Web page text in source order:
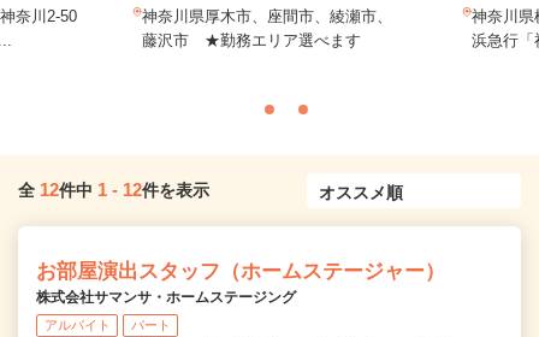
奈川2-50
神奈川県厚木市、座間市、綾瀬市、
藤沢市 ★勤務エリア選べます
神奈川県
浜急行「
全 12件中 1 - 12件を表示
お部屋演出スタッフ（ホームステージャー）
株式会社サマンサ・ホームステージング
アルバイト パート